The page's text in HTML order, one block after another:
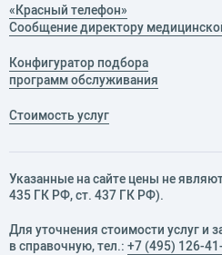
«Красный телефон»
Сообщение директору
Конфигуратор подбора
программ обслуживания
Стоимость услуг
Указанные на сайте цены не
435 ГК РФ, cт. 437 ГК РФ).
Для уточнения стоимости услуг и
в справочную, тел.: +7 (495) 126-